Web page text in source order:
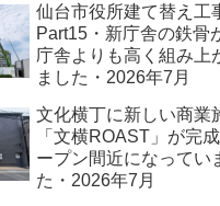
年7月16日
仙台市役所建て替え工
Part15・新庁舎の鉄骨
庁舎よりも高く組み上
ました・2026年7月
文化横丁に新しい商業
「文横ROAST」が完
ープン間近になってい
た・2026年7月